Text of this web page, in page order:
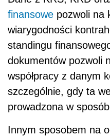
finansowe pozwoli na
wiarygodności
standingu
dokumentów pozwoli
współpracy z danym
szczególnie, gdy ta
prowadzona w sposób
Innym sposobem na